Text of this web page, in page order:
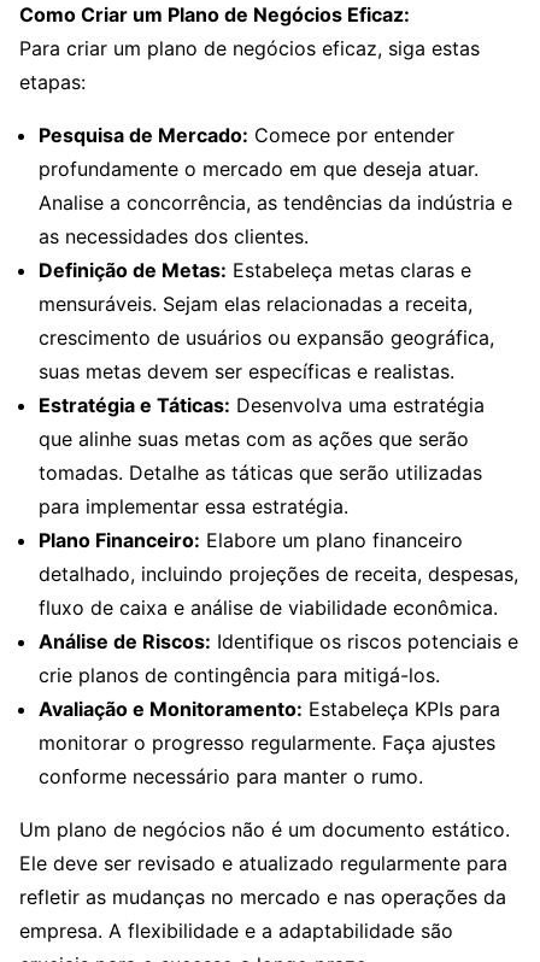
Como Criar um Plano de Negócios Eficaz:
Para criar um plano de negócios eficaz, siga estas
etapas:
Pesquisa de Mercado: Comece por entender
profundamente o mercado em que deseja atuar.
Analise a concorrência, as tendências da indústria e
as necessidades dos clientes.
Definição de Metas: Estabeleça metas claras e
mensuráveis. Sejam elas relacionadas a receita,
crescimento de usuários ou expansão geográfica,
suas metas devem ser específicas e realistas.
Estratégia e Táticas: Desenvolva uma estratégia
que alinhe suas metas com as ações que serão
tomadas. Detalhe as táticas que serão utilizadas
para implementar essa estratégia.
Plano Financeiro: Elabore um plano financeiro
detalhado, incluindo projeções de receita, despesas,
fluxo de caixa e análise de viabilidade econômica.
Análise de Riscos: Identifique os riscos potenciais e
crie planos de contingência para mitigá-los.
Avaliação e Monitoramento: Estabeleça KPIs para
monitorar o progresso regularmente. Faça ajustes
conforme necessário para manter o rumo.
Um plano de negócios não é um documento estático.
Ele deve ser revisado e atualizado regularmente para
refletir as mudanças no mercado e nas operações da
empresa. A flexibilidade e a adaptabilidade são